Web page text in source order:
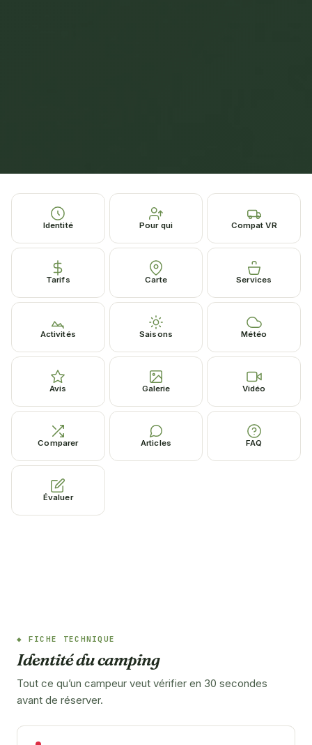
Identité Pour qui Compat VR
Tarifs Carte Services
Activités Saisons Météo
Avis Galerie Vidéo
Comparer Articles FAQ
Évaluer
FICHE TECHNIQUE
Identité du camping
Tout ce qu’un campeur veut vérifier en 30 secondes
avant de réserver.